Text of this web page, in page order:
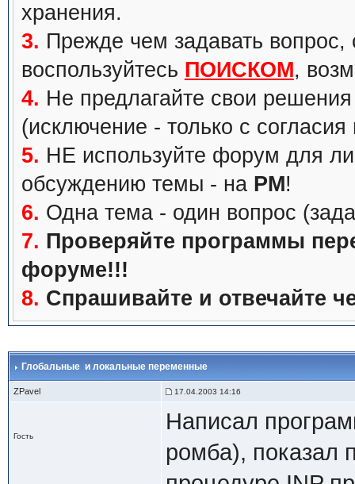
хранения.
3. Прежде чем задавать вопрос,
воспользуйтесь ПОИСКОМ,
4. Не предлагайте свои
(исключение - только с
5. НЕ используйте форум для
обсуждению темы - на PM!
6. Одна тема - один вопрос
7. Проверяйте программы
форуме!!!
8. Спрашивайте и отвечайте
Глобальные и локальные переменные
ZPavel 17.04.2003 14:16
Гость
Написал
ромба), показал